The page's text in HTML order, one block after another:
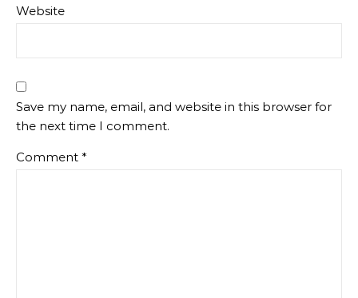
Website
Save my name, email, and website in this browser for
the next time I comment.
Comment *